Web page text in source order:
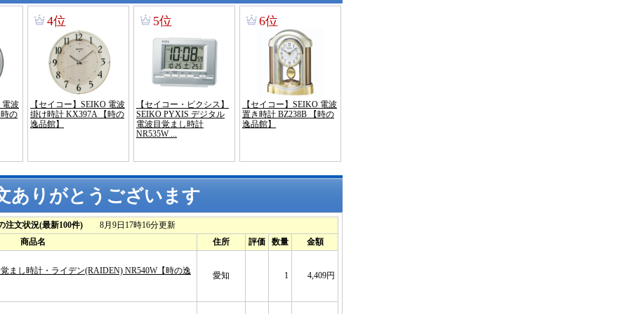
ありがとうございます